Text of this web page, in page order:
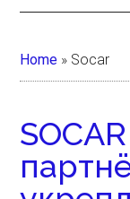
Home » Socar